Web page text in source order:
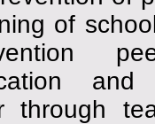
of
through